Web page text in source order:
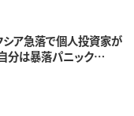
シア急落で個人投資家が
分は暴落パニック…